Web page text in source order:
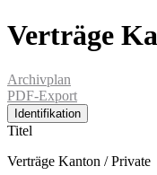
Verträge
Archivplan
PDF-Export
Identifikation
Titel
Verträge Kanton / Private